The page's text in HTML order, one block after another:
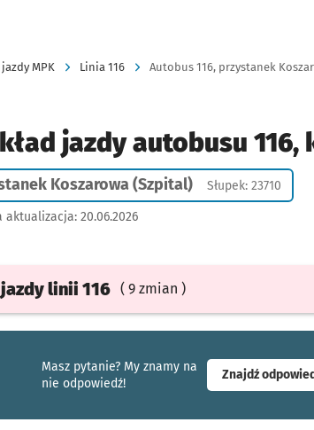
jazdy MPK Linia 116 Autobus 116, przystanek
jazdy autobusu 116,
Koszarowa (Szpital) Słupek: 23710
aktualizacja: 20.06.2026
jazdylinii 116 ( 9 zmian )
Masz pytanie? My znamy na
nie odpowiedź!
Znajdź